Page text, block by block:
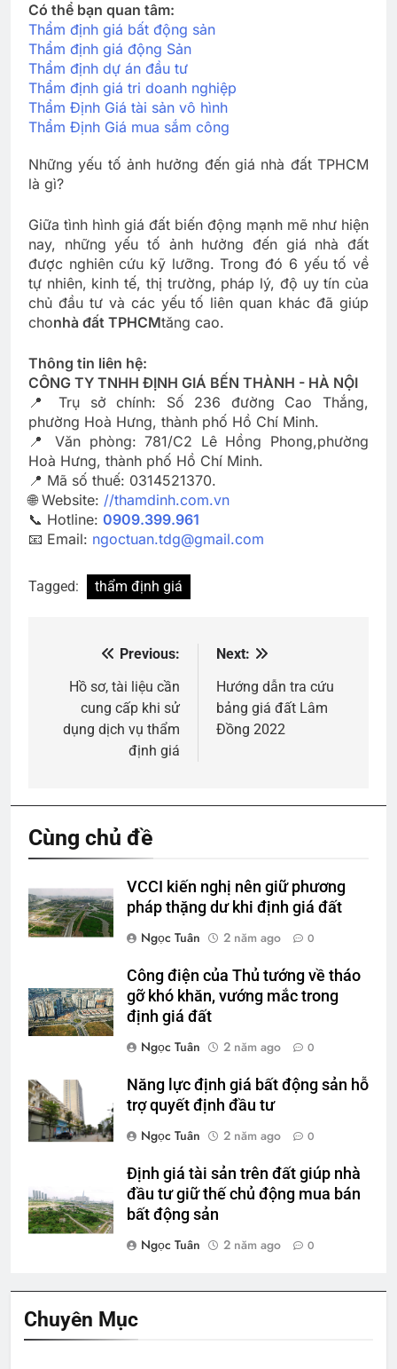
Có thể bạn quan tâm:
Thẩm định giá bất động sản
Thẩm định giá động Sản
Thẩm định dự án đầu tư
Thẩm định giá tri doanh nghiệp
Thẩm Định Giá tài sản vô hình
Thẩm Định Giá mua sắm công
Những yếu tố ảnh hưởng đến giá nhà đất TPHCM
là gì?
Giữa tình hình giá đất biến động mạnh mẽ như hiện
nay, những yếu tố ảnh hưởng đến giá nhà đất
được nghiên cứu kỹ lưỡng. Trong đó 6 yếu tố về
tự nhiên, kinh tế, thị trường, pháp lý, độ uy tín của
chủ đầu tư và các yếu tố liên quan khác đã giúp
chonhà đất TPHCMtăng cao.
Thông tin liên hệ:
CÔNG TY TNHH ĐỊNH GIÁ BẾN THÀNH - HÀ NỘI
📍 Trụ sở chính: Số 236 đường Cao Thắng,
phường Hoà Hưng, thành phố Hồ Chí Minh.
📍 Văn phòng: 781/C2 Lê Hồng Phong,phường
Hoà Hưng, thành phố Hồ Chí Minh.
📍 Mã số thuế: 0314521370.
🌐 Website: //thamdinh.com.vn
📞 Hotline: 0909.399.961
📧 Email: ngoctuan.tdg@gmail.com
Tagged: thẩm định giá
hướng
bài
Previous:
Hồ sơ, tài liệu cần
cung cấp khi sử
dụng dịch vụ thẩm
định giá
Next:
Hướng dẫn tra cứu
bảng giá đất Lâm
Đồng 2022
Cùng chủ đề
VCCI kiến nghị nên giữ phương
pháp thặng dư khi định giá đất
Ngọc Tuân
2 năm ago 0
Công điện của Thủ tướng về tháo
gỡ khó khăn, vướng mắc trong
định giá đất
Ngọc Tuân
2 năm ago 0
Năng lực định giá bất động sản hỗ
trợ quyết định đầu tư
Ngọc Tuân
2 năm ago 0
Định giá tài sản trên đất giúp nhà
đầu tư giữ thế chủ động mua bán
bất động sản
Ngọc Tuân
2 năm ago 0
Chuyên Mục